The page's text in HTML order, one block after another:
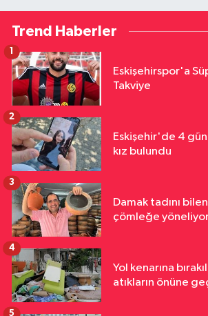
Trend Haberler
Eskişehirspor'a
Takviye
1
Eskişehir'de 4
kız bulundu
2
Damak tadını
çömleğe
3
Yol kenarına
atıkların önüne
4
5